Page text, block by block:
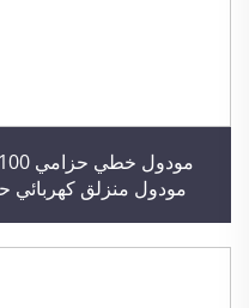
مودول منزلق كهربائي